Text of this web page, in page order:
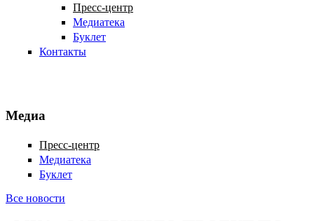
Пресс-центр
Медиатека
Буклет
Контакты
Медиа
Пресс-центр
Медиатека
Буклет
Все новости